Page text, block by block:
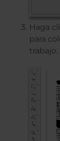
Haga
para
trabajo.